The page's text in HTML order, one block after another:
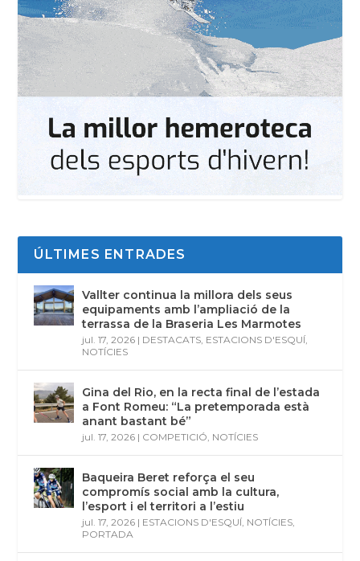
ÚLTIMES ENTRADES
Vallter continua la millora dels seus
equipaments amb l’ampliació de la
terrassa de la Braseria Les Marmotes
jul. 17, 2026 | DESTACATS ESTACIONS D'ESQUÍ
NOTÍCIES
Gina del Rio, en la recta final de l’estada
a Font Romeu: “La pretemporada està
anant bastant bé”
jul. 17, 2026 | COMPETICIÓ NOTÍCIES
Baqueira Beret reforça el seu
compromís social amb la cultura,
l’esport i el territori a l’estiu
jul. 17, 2026 | ESTACIONS D'ESQUÍ NOTÍCIES
PORTADA